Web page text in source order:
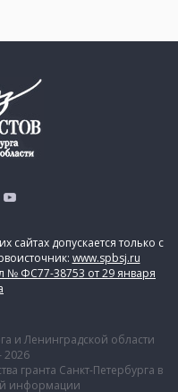
сайтах допускается только с
www.spbsj.ru
№ ФС77-38753 от 29 января
и Ленинградской области
2026
гранта Санкт-Петербурга в
информации